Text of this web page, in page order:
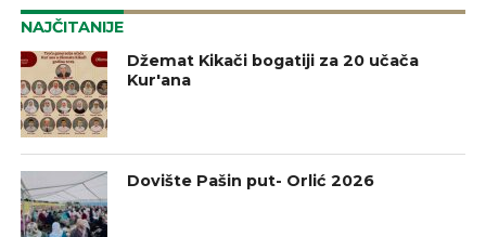
NAJČITANIJE
Džemat Kikači bogatiji za 20 učača
Kur'ana
Dovište Pašin put- Orlić 2026